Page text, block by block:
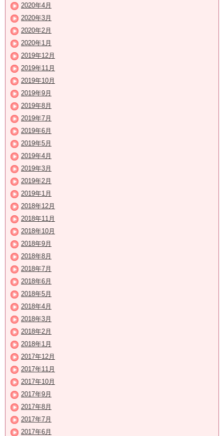
2020年4月
2020年3月
2020年2月
2020年1月
2019年12月
2019年11月
2019年10月
2019年9月
2019年8月
2019年7月
2019年6月
2019年5月
2019年4月
2019年3月
2019年2月
2019年1月
2018年12月
2018年11月
2018年10月
2018年9月
2018年8月
2018年7月
2018年6月
2018年5月
2018年4月
2018年3月
2018年2月
2018年1月
2017年12月
2017年11月
2017年10月
2017年9月
2017年8月
2017年7月
2017年6月